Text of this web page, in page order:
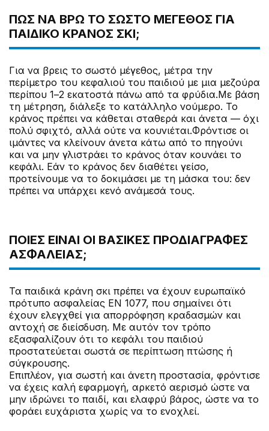
ΠΏΣ ΝΑ ΒΡΩ ΤΟ ΣΩΣΤΌ ΜΈΓΕΘΟΣ ΓΙΑ
ΠΑΙΔΙΚΌ ΚΡΆΝΟΣ ΣΚΙ;
Για να βρεις το σωστό μέγεθος, μέτρα την
περίμετρο του κεφαλιού του παιδιού με μια μεζούρα
περίπου 1–2 εκατοστά πάνω από τα φρύδια.Με βάση
τη μέτρηση, διάλεξε το κατάλληλο νούμερο. Το
κράνος πρέπει να κάθεται σταθερά και άνετα — όχι
πολύ σφιχτό, αλλά ούτε να κουνιέται.Φρόντισε οι
ιμάντες να κλείνουν άνετα κάτω από το πηγούνι
και να μην γλιστράει το κράνος όταν κουνάει το
κεφάλι. Εάν το κράνος δεν διαθέτει γείσο,
προτείνουμε να το δοκιμάσει με τη μάσκα του: δεν
πρέπει να υπάρχει κενό ανάμεσά τους.
ΠΟΙΕΣ ΕΊΝΑΙ ΟΙ ΒΑΣΙΚΈΣ ΠΡΟΔΙΑΓΡΑΦΈΣ
ΑΣΦΑΛΕΊΑΣ;
Τα παιδικά κράνη σκι πρέπει να έχουν ευρωπαϊκό
πρότυπο ασφαλείας EN 1077, που σημαίνει ότι
έχουν ελεγχθεί για απορρόφηση κραδασμών και
αντοχή σε διείσδυση. Με αυτόν τον τρόπο
εξασφαλίζουν ότι το κεφάλι του παιδιού
προστατεύεται σωστά σε περίπτωση πτώσης ή
σύγκρουσης.
Επιπλέον, για σωστή και άνετη προστασία, φρόντισε
να έχεις καλή εφαρμογή, αρκετό αερισμό ώστε να
μην ιδρώνει το παιδί, και ελαφρύ βάρος, ώστε να το
φοράει ευχάριστα χωρίς να το ενοχλεί.